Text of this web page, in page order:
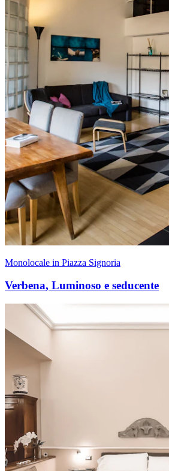
Monolocale in Piazza Signoria
Verbena, Luminoso e seducente